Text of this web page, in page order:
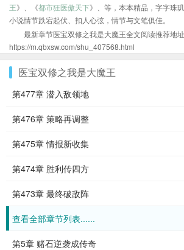
王》、《都市狂医傲天下》、等，本本精品，字字珠
小说情节跌宕起伏、扣人心弦，情节与文笔俱佳。
最新章节医宝双修之我是大魔王全文阅读推荐地址
https://m.qbxsw.com/shu_407568.html
医宝双修之我是大魔王
第477章 潜入敌领地
第476章 策略再调整
第475章 情报新收集
第474章 胜利传四方
第473章 最终破敌阵
查看全部章节列表......
第5章 赌石逆袭成传奇